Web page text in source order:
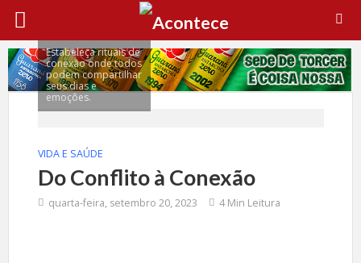
Estabeleça rituais de
conexão onde todos
podem compartilhar
seus dias e
emoções.
VIDA E SAÚDE
Do Conflito à Conexão
quarta-feira, setembro 20, 2023 4 Min Leitura